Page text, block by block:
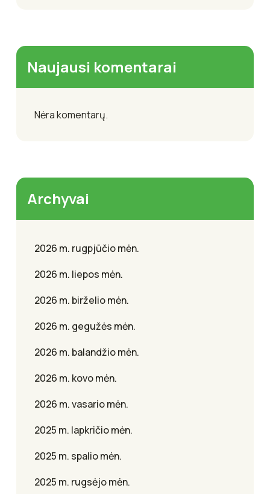
Naujausi komentarai
Nėra komentarų.
Archyvai
2026 m. rugpjūčio mėn.
2026 m. liepos mėn.
2026 m. birželio mėn.
2026 m. gegužės mėn.
2026 m. balandžio mėn.
2026 m. kovo mėn.
2026 m. vasario mėn.
2025 m. lapkričio mėn.
2025 m. spalio mėn.
2025 m. rugsėjo mėn.